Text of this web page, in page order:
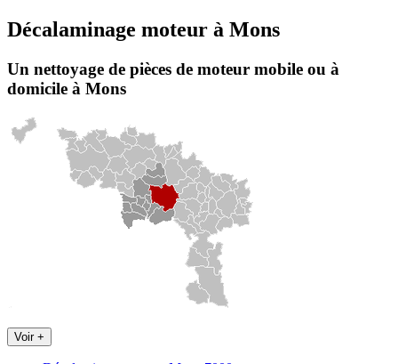
Décalaminage moteur à Mons
Un nettoyage de pièces de moteur mobile ou à
domicile à Mons
Voir +